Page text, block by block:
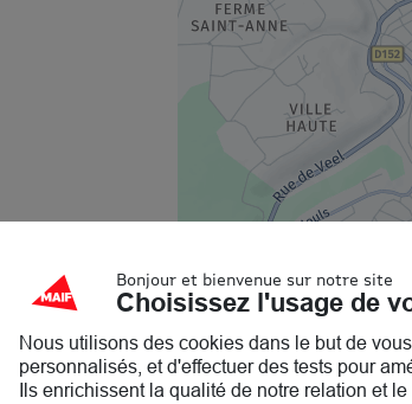
Bonjour et bienvenue sur notre site
Choisissez l'usage de
Nous utilisons des cookies dans le but de
personnalisés, et d'effectuer des tests pour
Ils enrichissent la qualité de notre relation et